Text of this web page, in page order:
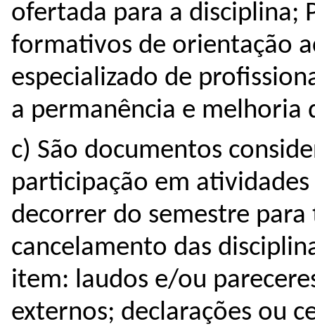
ofertada para a disciplina;
formativos de orientação
especializado de
a permanência e melhoria
c) São documentos
participação em
decorrer do semestre
cancelamento das
item: laudos e/ou
externos; declarações ou